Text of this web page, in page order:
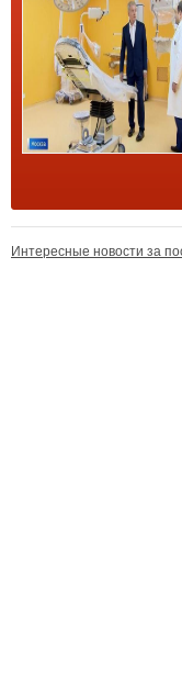
Интересные новости за